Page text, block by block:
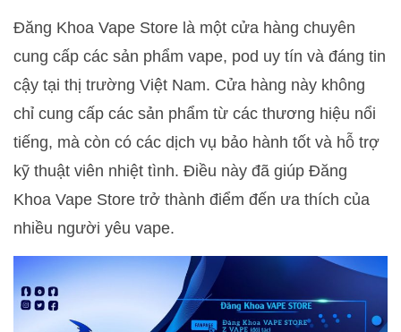
Đăng Khoa Vape Store là một cửa hàng chuyên
cung cấp các sản phẩm vape, pod uy tín và đáng tin
cậy tại thị trường Việt Nam. Cửa hàng này không
chỉ cung cấp các sản phẩm từ các thương hiệu nổi
tiếng, mà còn có các dịch vụ bảo hành tốt và hỗ trợ
kỹ thuật viên nhiệt tình. Điều này đã giúp Đăng
Khoa Vape Store trở thành điểm đến ưa thích của
nhiều người yêu vape.